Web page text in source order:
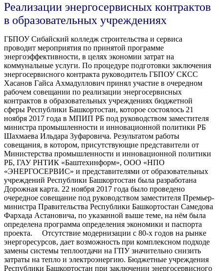
Реализации энергосервисных контрактов
в образовательных учреждениях
ГБПОУ Сибайский колледж строительства и сервиса
проводит мероприятия по принятой программе
энергоэффективности, в целях экономии затрат на
коммунальные услуги. По процедуре подготовки заключения
энергосервисного контракта руководитель ГБПОУ СКСС
Хасанов Гайса Ахмадуллович принял участие в очередном
рабочем совещании по реализации энергосервисных
контрактов в образовательных учреждениях бюджетной
сферы Республики Башкортостан, которое состоялось 21
ноября 2017 года в МПИП РБ под руководством заместителя
министра промышленности и инновационной политики РБ
Шахмаева Ильдара Зуфаровича. Результатом работы
совещания, в котором, присутствующие представители от
Министерства промышленности и инновационной политики
РБ, ГАУ РНТИК «Баштехинформ», ООО «НПО
«ЭНЕРГОСЕРВИС» и представителями от образовательных
учреждений Республики Башкортостан была разработана
Дорожная карта. 22 ноября 2017 года было проведено
очередное совещание под руководством заместителя Премьер-
министра Правительства Республики Башкортостан Самедова
Фархада Астановича, по указанной выше теме, на нём была
определена программа определения экономики и паспорта
проекта. Отсутствие модернизации с 80-х годов на рынке
энергоресурсов, дает возможность при комплексном подходе
замены системы теплоотдачи на ГПУ значительно снизить
затраты на тепло и электроэнергию. Бюджетные учреждения
Республики Башкортостан при заключении энергосервисного